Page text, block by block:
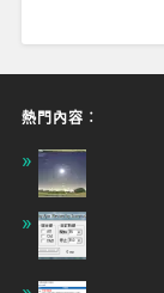
熱門內容︰